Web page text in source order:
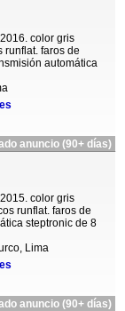
color gris
runflat. faros de
automática
anuncio (90+ días)
color gris
runflat. faros de
steptronic de 8
Lima
anuncio (90+ días)